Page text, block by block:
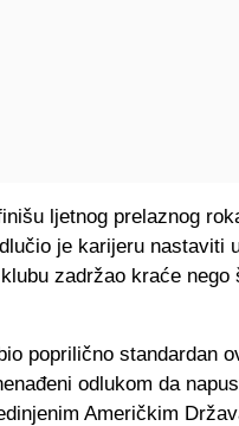
ljetnog prelaznog
je karijeru nastaviti
zadržao kraće nego
poprilično standardan
odlukom da
Američkim